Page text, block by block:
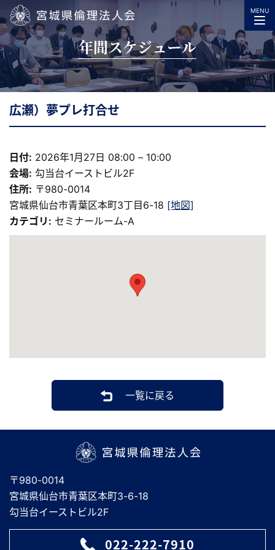
宮城県倫理法人会
MENU
年間スケジュール
広瀬）夢プレ打合せ
日付: 2026年1月27日 08:00 – 10:00
会場: 勾当台イーストビル2F
住所: 〒980-0014
宮城県仙台市青葉区本町3丁目6-18 [地図]
カテゴリ: セミナールーム-A
一覧に戻る
〒980-0014
宮城県仙台市青葉区本町3-6-18
勾当台イーストビル2F
022-222-7910